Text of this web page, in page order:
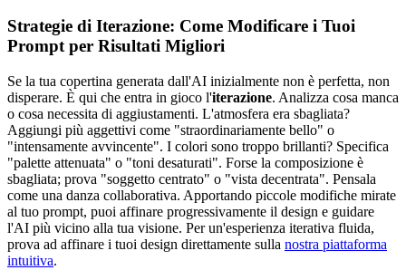
Strategie di Iterazione: Come Modificare i Tuoi
Prompt per Risultati Migliori
Se la tua copertina generata dall'AI inizialmente non è perfetta, non
disperare. È qui che entra in gioco l'iterazione. Analizza cosa manca
o cosa necessita di aggiustamenti. L'atmosfera era sbagliata?
Aggiungi più aggettivi come "straordinariamente bello" o
"intensamente avvincente". I colori sono troppo brillanti? Specifica
"palette attenuata" o "toni desaturati". Forse la composizione è
sbagliata; prova "soggetto centrato" o "vista decentrata". Pensala
come una danza collaborativa. Apportando piccole modifiche mirate
al tuo prompt, puoi affinare progressivamente il design e guidare
l'AI più vicino alla tua visione. Per un'esperienza iterativa fluida,
prova ad affinare i tuoi design direttamente sulla nostra piattaforma
intuitiva.